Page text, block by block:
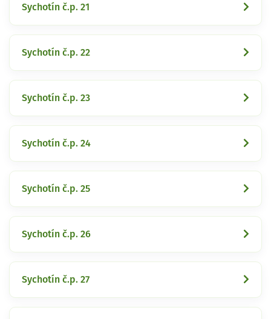
Sychotín č.p. 21
Sychotín č.p. 22
Sychotín č.p. 23
Sychotín č.p. 24
Sychotín č.p. 25
Sychotín č.p. 26
Sychotín č.p. 27